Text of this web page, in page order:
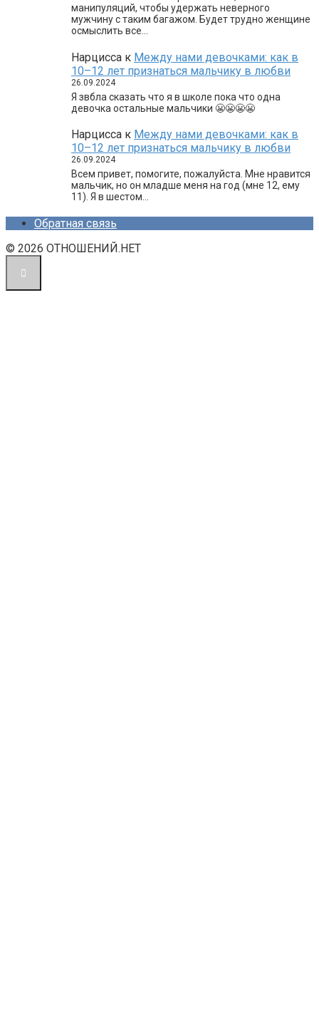
манипуляций, чтобы удержать неверного
мужчину с таким багажом. Будет трудно женщине
осмыслить все…
Нарцисса к Между нами девочками: как в
10–12 лет признаться мальчику в любви
26.09.2024
Я звбла сказать что я в школе пока что одна
девочка остальные мальчики 😬😬😬😬
Нарцисса к Между нами девочками: как в
10–12 лет признаться мальчику в любви
26.09.2024
Всем привет, помогите, пожалуйста. Мне нравится
мальчик, но он младше меня на год (мне 12, ему
11). Я в шестом…
Обратная связь
© 2026 ОТНОШЕНИЙ.НЕТ